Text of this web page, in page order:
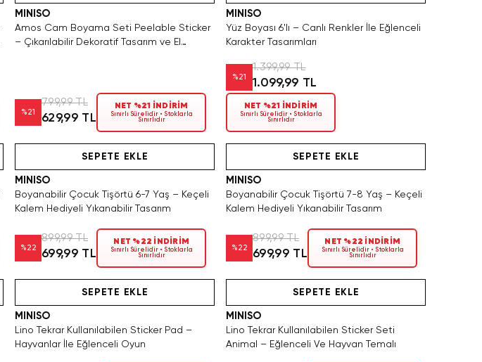
MINISO
Amos Cam Boyama Seti Peelable Sticker
– Çıkarılabilir Dekoratif Tasarım ve El
%21
799,99 TL
629,99 TL
NET %21 İNDİRİM
Sınırlı Sürelidir • Stoklarla
Sınırlıdır
MINISO
Yüz Boyası 6'lı – Canlı Renkler İle Eğlenceli
Karakter Tasarımları
%21
1.399,99 TL
1.099,99 TL
NET %21 İNDİRİM
Sınırlı Sürelidir • Stoklarla
Sınırlıdır
SEPETE EKLE
MINISO
Boyanabilir Çocuk Tişörtü 6-7 Yaş – Keçeli
Kalem Hediyeli Yıkanabilir Tasarım
%22
899,99 TL
699,99 TL
NET %22 İNDİRİM
Sınırlı Sürelidir • Stoklarla
Sınırlıdır
SEPETE EKLE
MINISO
Boyanabilir Çocuk Tişörtü 7-8 Yaş – Keçeli
Kalem Hediyeli Yıkanabilir Tasarım
%22
899,99 TL
699,99 TL
NET %22 İNDİRİM
Sınırlı Sürelidir • Stoklarla
Sınırlıdır
SEPETE EKLE
MINISO
Lino Tekrar Kullanılabilen Sticker Pad –
Hayvanlar İle Eğlenceli Oyun
SEPETE EKLE
MINISO
Lino Tekrar Kullanılabilen Sticker Seti
Animal – Eğlenceli Ve Hayvan Temalı